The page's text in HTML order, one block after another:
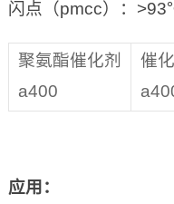
闪点（pmcc）：
聚氨酯催化剂
a400
催
应用：